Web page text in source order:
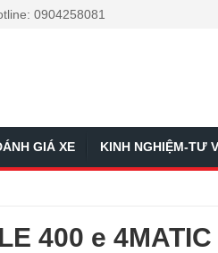
0904258081
GIÁ XE KINH NGHIỆM-TƯ
400 e 4MATIC